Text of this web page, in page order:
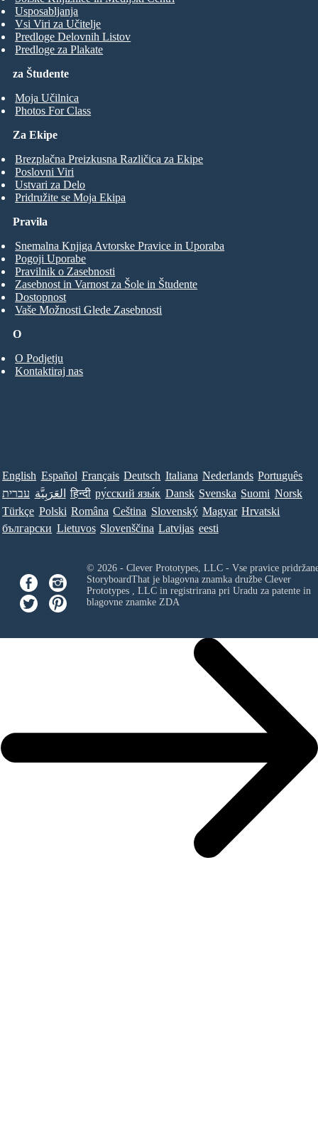
za Študente
Moja Učilnica
Photos For Class
Usposabljanja
Vsi Viri za Učitelje
Predloge Delovnih Listov
Predloge za Plakate
Za Ekipe
Brezplačna Preizkusna Različica za Ekipe
Poslovni Viri
Ustvari za Delo
Pridružite se Moja Ekipa
O
O Podjetju
Kontaktiraj nas
Pravila
Snemalna Knjiga Avtorske Pravice in Uporaba
Pogoji Uporabe
Pravilnik o Zasebnosti
Zasebnost in Varnost za Šole in Študente
Dostopnost
Vaše Možnosti Glede Zasebnosti
English Español Français Deutsch Italiana Nederlands Português
עברית العَرَبِيَّة हिन्दी ру́сский язы́к Dansk Svenska Suomi Norsk
Türkçe Polski Româna Ceština Slovenský Magyar Hrvatski
български Lietuvos Slovenščina Latvijas eesti
© 2026 - Clever Prototypes, LLC - Vse pravice
StoryboardThat je blagovna znamka družbe Clever
Prototypes , LLCin registrirana pri Uradu za patente in
blagovne znamke ZDA